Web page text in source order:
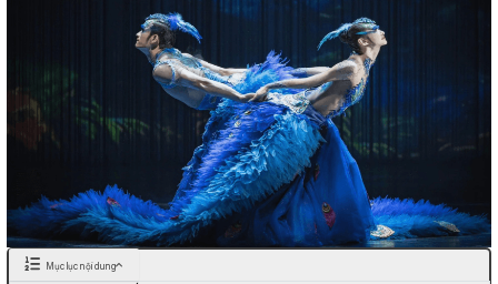
Mục lục nội dung